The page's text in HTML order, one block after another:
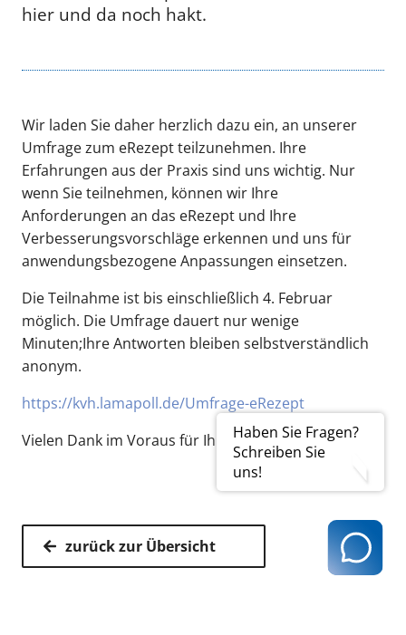
Haben Sie Fragen?
Schreiben Sie
uns!
hier und da noch hakt.
Wir laden Sie daher herzlich dazu ein, an unserer
Umfrage zum eRezept teilzunehmen. Ihre
Erfahrungen aus der Praxis sind uns wichtig. Nur
wenn Sie teilnehmen, können wir Ihre
Anforderungen an das eRezept und Ihre
Verbesserungsvorschläge erkennen und uns für
anwendungsbezogene Anpassungen einsetzen.
Die Teilnahme ist bis einschließlich 4. Februar
möglich. Die Umfrage dauert nur wenige
Minuten;Ihre Antworten bleiben selbstverständlich
anonym.
https://kvh.lamapoll.de/Umfrage-eRezept
Vielen Dank im Voraus für Ihre Teilnahme!
zurück zur Übersicht